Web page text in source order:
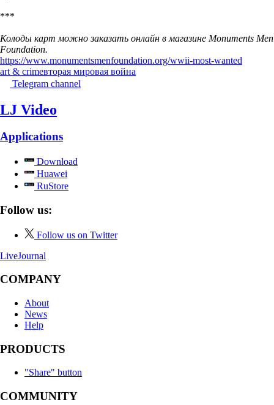
***
Колоды карт можно заказать онлайн в магазине Monuments Men
Foundation.
https://www.monumentsmenfoundation.org/wwii-most-wanted
art & crimeвторая мировая война
Telegram channel
LJ Video
Applications
Download
Huawei
RuStore
Follow us:
Follow us on Twitter
LiveJournal
COMPANY
About
News
Help
PRODUCTS
"Share" button
COMMUNITY